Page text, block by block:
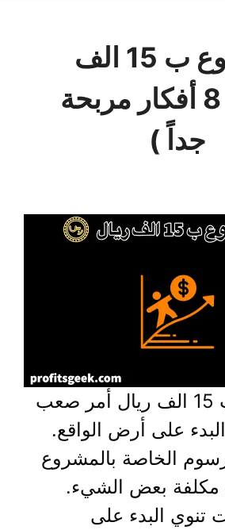
مشروع ب 15 الف
ريال ( 8 أفكار مربحة
جداً )
بدء مشروع ب 15 الف ريال أمر صعب
على أرض الواقع.
الخاصة بالمشروع
مكلفة بعض الشيء.
تنوي البدء على